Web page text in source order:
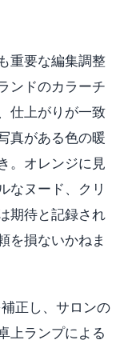
重要な編集調整
ンドのカラーチ
仕上がりが一致
真がある色の暖
。オレンジに見
なヌード、クリ
期待と記録され
を損ないかねま
正し、サロンの
上ランプによる